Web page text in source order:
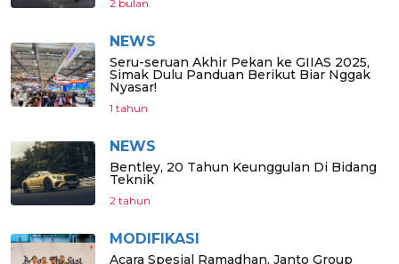
2 bulan
NEWS
Seru-seruan Akhir Pekan ke GIIAS 2025,
Simak Dulu Panduan Berikut Biar Nggak
Nyasar!
1 tahun
NEWS
Bentley, 20 Tahun Keunggulan Di Bidang
Teknik
2 tahun
MODIFIKASI
Acara Spesial Ramadhan, Janto Group